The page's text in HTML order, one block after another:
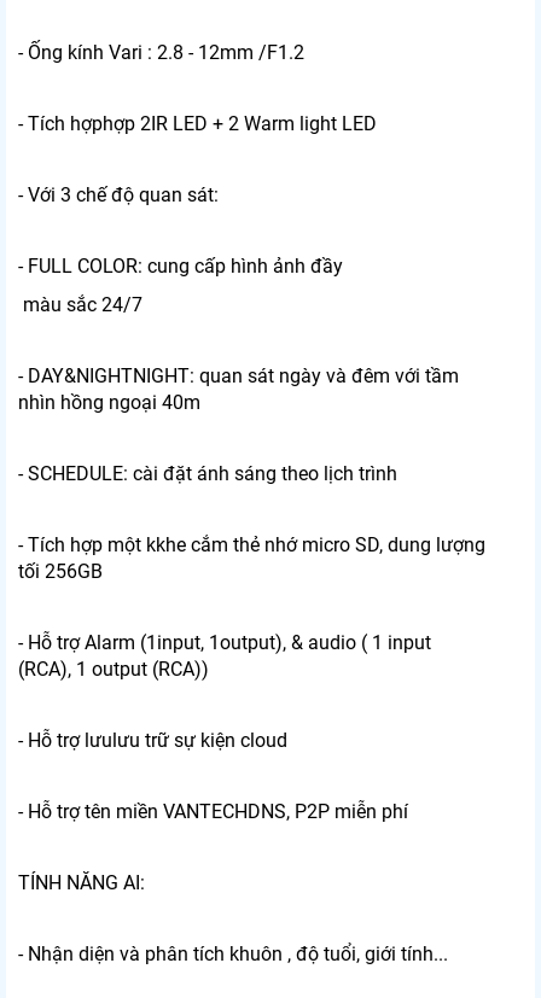
- Ống kính Vari : 2.8 - 12mm /F1.2
- Tích hợphợp 2IR LED + 2 Warm light LED
- Với 3 chế độ quan sát:
- FULL COLOR: cung cấp hình ảnh đầy
màu sắc 24/7
- DAY&NIGHTNIGHT: quan sát ngày và đêm với tầm
nhìn hồng ngoại 40m
- SCHEDULE: cài đặt ánh sáng theo lịch trình
- Tích hợp một kkhe cắm thẻ nhớ micro SD, dung lượng
tối 256GB
- Hỗ trợ Alarm (1input, 1output), & audio ( 1 input
(RCA), 1 output (RCA))
- Hỗ trợ lưulưu trữ sự kiện cloud
- Hỗ trợ tên miền VANTECHDNS, P2P miễn phí
TÍNH NĂNG AI:
- Nhận diện và phân tích khuôn , độ tuổi, giới tính...